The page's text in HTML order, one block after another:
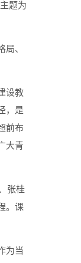
题为
、
设教
，是
前布
大青
张桂
。课
为当